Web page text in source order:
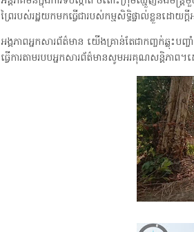
ព្រៃរបស់រដ្ឋយកមកធ្វើជារបស់កម្មសិទ្ធិផ្ទាល់ខ្លួនដោ
អង្គភាពអ្នកសារព័ត៌មាន យើងគ្រាន់តែជាកញ្ចក់ឆ្លុះប
ធ្វើការតាមរបបអ្នកសារព័ត៌មានសូមអរគុណសន្តិភាព។